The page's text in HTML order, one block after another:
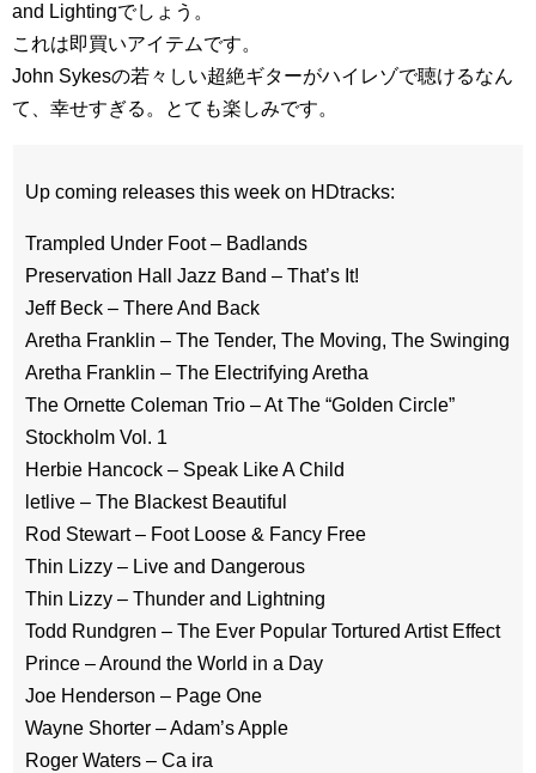
and Lightingでしょう。
これは即買いアイテムです。
John Sykesの若々しい超絶ギターがハイレゾで聴けるなん
て、幸せすぎる。とても楽しみです。
Up coming releases this week on HDtracks:
Trampled Under Foot – Badlands
Preservation Hall Jazz Band – That’s It!
Jeff Beck – There And Back
Aretha Franklin – The Tender, The Moving, The Swinging
Aretha Franklin – The Electrifying Aretha
The Ornette Coleman Trio – At The “Golden Circle”
Stockholm Vol. 1
Herbie Hancock – Speak Like A Child
letlive – The Blackest Beautiful
Rod Stewart – Foot Loose & Fancy Free
Thin Lizzy – Live and Dangerous
Thin Lizzy – Thunder and Lightning
Todd Rundgren – The Ever Popular Tortured Artist Effect
Prince – Around the World in a Day
Joe Henderson – Page One
Wayne Shorter – Adam’s Apple
Roger Waters – Ca ira